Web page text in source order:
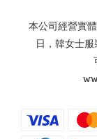
本公司經營實
日，韓女士